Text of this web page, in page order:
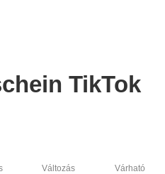
TikTok
Változás
Várható